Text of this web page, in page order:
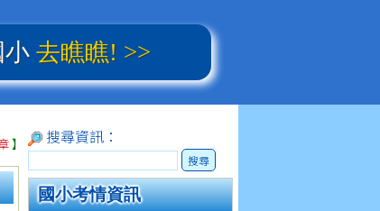
小去瞧瞧! >>
】 搜尋資訊：
搜尋
國小考情資訊